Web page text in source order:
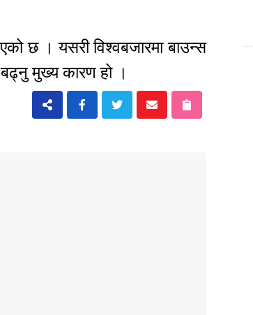
छ । यसरी विश्वबजारमा बाउन्स
मुख्य कारण हो ।